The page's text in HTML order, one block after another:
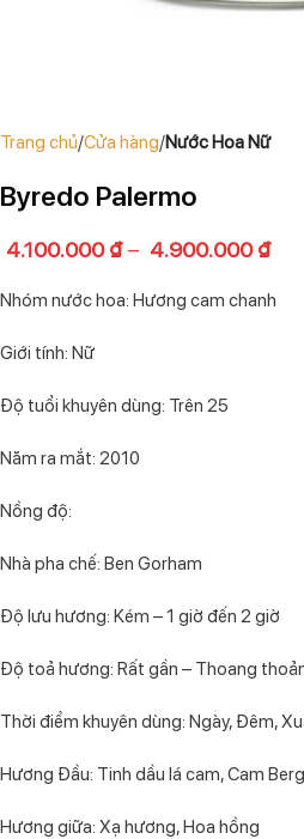
Trang chủ Cửa hàng Nước Hoa Nữ
Byredo Palermo
4.100.000₫– 4.900.000₫
Nhóm nước hoa: Hương cam chanh
Giới tính: Nữ
Độ tuổi khuyên dùng: Trên 25
Năm ra mắt: 2010
Nồng độ:
Nhà pha chế: Ben Gorham
Độ lưu hương: Kém – 1 giờ đến 2 giờ
Độ toả hương: Rất gần – Thoang
Thời điểm khuyên dùng: Ngày, Đêm,
Hương Đầu: Tinh dầu lá cam, Cam
Hương giữa: Xạ hương, Hoa hồng